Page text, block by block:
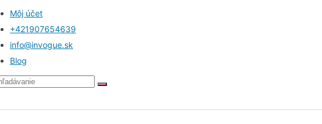
Môj účet
+421907654639
info@invogue.sk
Blog